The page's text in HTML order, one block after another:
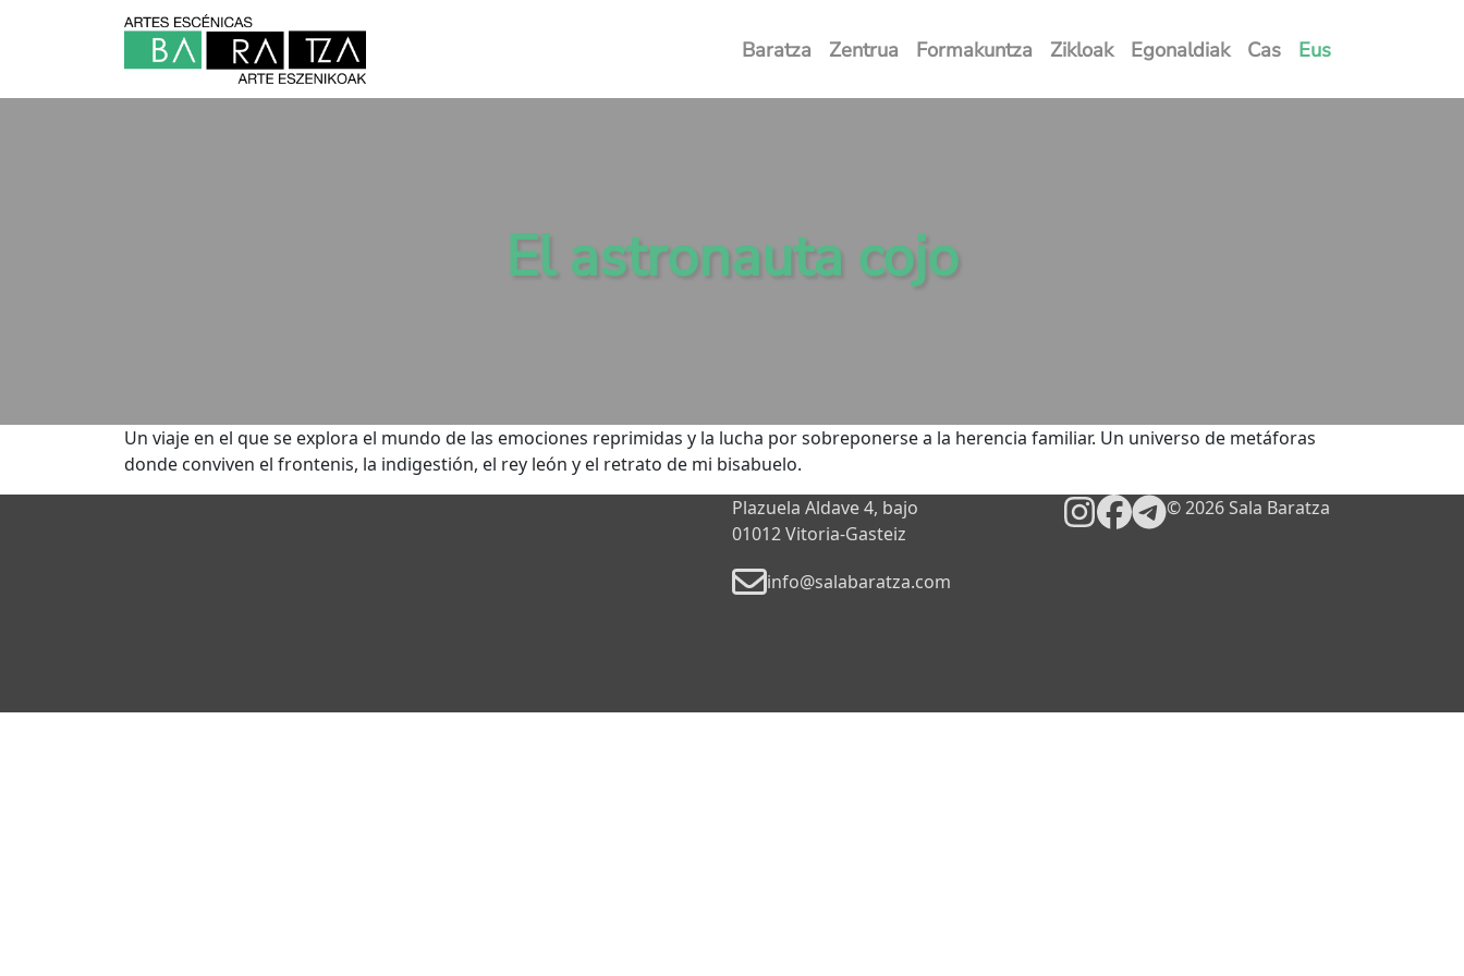
Baratza Zentrua Formakuntza Zikloak Egonaldiak Cas Eus
El astronauta cojo
Un viaje en el que se explora el mundo de las emociones reprimidas y la lucha por sobreponerse a la herencia familiar. Un universo de metáforas
donde conviven el frontenis, la indigestión, el rey león y el retrato de mi bisabuelo.
Plazuela Aldave 4, bajo
01012 Vitoria-Gasteiz
info@salabaratza.com
© 2026 Sala Baratza